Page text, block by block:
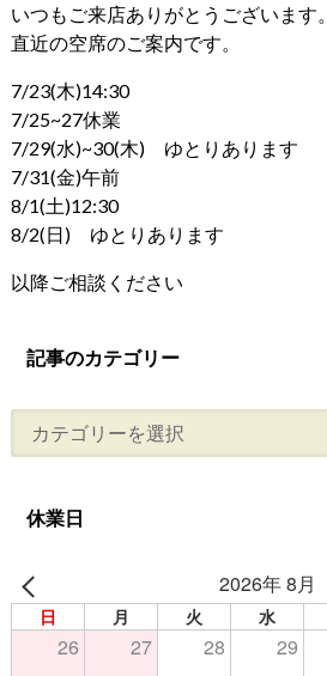
いつもご来店ありがとうございます。
直近の空席のご案内です。
7/23(木)14:30
7/25~27休業
7/29(水)~30(木) ゆとりあります
7/31(金)午前
8/1(土)12:30
8/2(日) ゆとりあります
以降ご相談ください
記事のカテゴリー
休業日
2026年 8月
日 月 火 水
26 27 28 29